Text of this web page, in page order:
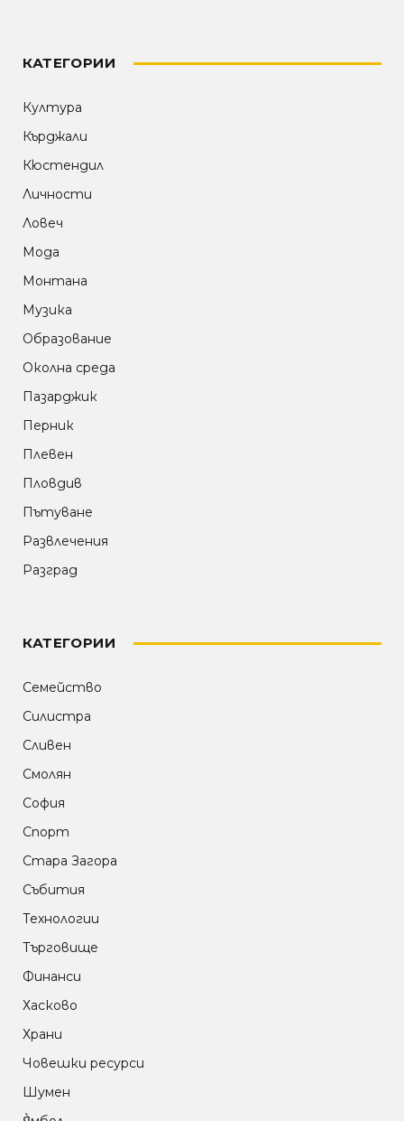
КАТЕГОРИИ
Култура
Кърджали
Кюстендил
Личности
Ловеч
Мода
Монтана
Музика
Образование
Околна среда
Пазарджик
Перник
Плевен
Пловдив
Пътуване
Развлечения
Разград
КАТЕГОРИИ
Семейство
Силистра
Сливен
Смолян
София
Спорт
Стара Загора
Събития
Технологии
Търговище
Финанси
Хасково
Храни
Човешки ресурси
Шумен